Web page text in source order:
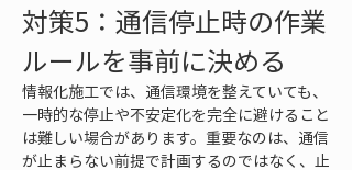
対策5：通信停止時の作業
ルールを事前に決める
情報化施工では、通信環境を整えていても、
一時的な停止や不安定化を完全に避けること
は難しい場合があります。重要なのは、通信
が止まらない前提で計画するのではなく、止